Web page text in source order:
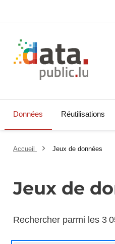
Données Réutilisations
Accueil Jeux de données
Jeux de
Rechercher parmi les 3